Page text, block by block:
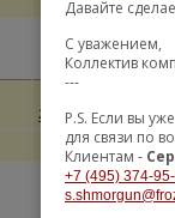
20321AA101
Давайте
С уважением,
Коллектив
---
P.S. Если вы
для связи по
Клиентам -
+7 (495) 374-